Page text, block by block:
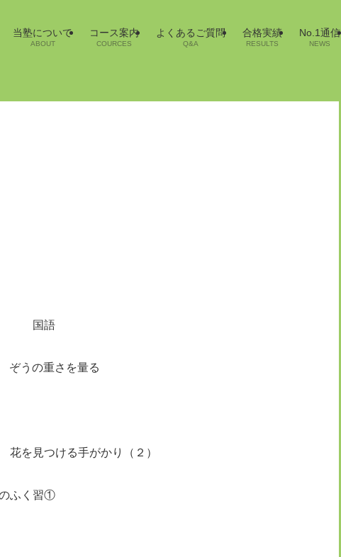
当塾について
ABOUT
コース案内
COURCES
よくあるご質問
Q&A
合格実績
RESULTS
No.1通信
NEWS
ぞうの重さを量る
花を見つける手がかり（２）
く習①